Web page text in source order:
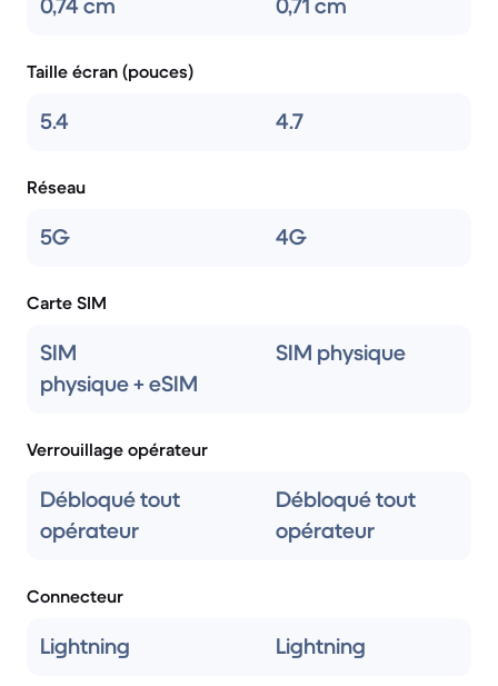
0,74 cm 0,71 cm
Taille écran (pouces)
5.4 4.7
Réseau
5G 4G
Carte SIM
SIM
physique + eSIM
SIM physique
Verrouillage opérateur
Débloqué tout
opérateur
Débloqué tout
opérateur
Connecteur
Lightning Lightning